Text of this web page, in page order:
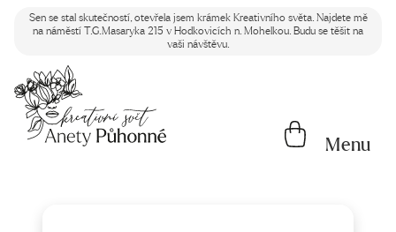
Sen se stal skutečností, otevřela jsem krámek Kreativního světa. Najdete mě
na náměstí T.G.Masaryka 215 v Hodkovicích n. Mohelkou. Budu se těšit na
vaši návštěvu.
Menu